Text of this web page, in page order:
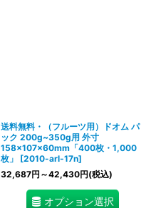
送料無料・（フルーツ用）ドオム パ
ック 200g~350g用 外寸
158×107×60mm「400枚・1,000
枚」
[2010-arl-17n]
32,687円 ～42,430円(税込)
オプション選択